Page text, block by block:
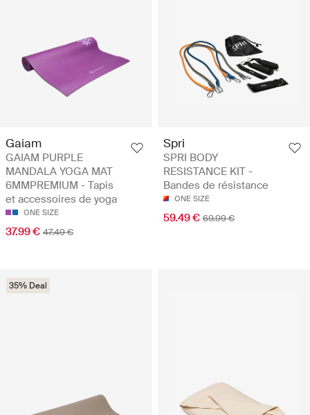
Gaiam
GAIAM PURPLE
MANDALA YOGA MAT
6MMPREMIUM - Tapis
et accessoires de yoga
ONE SIZE
37.99 € 47.49 €
Spri
SPRI BODY
RESISTANCE KIT -
Bandes de résistance
ONE SIZE
59.49 € 69.99 €
35% Deal